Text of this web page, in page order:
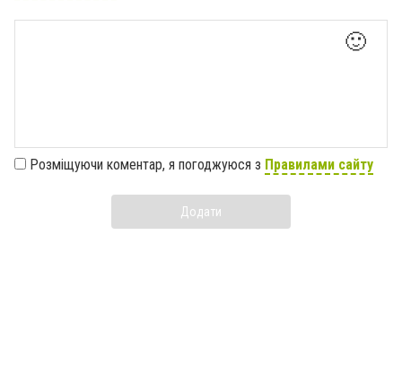
🙂
Розміщуючи коментар, я погоджуюся з Правилами сайту
Додати